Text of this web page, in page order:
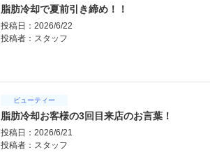
脂肪冷却で夏前引き締め！！
投稿日：2026/6/22
投稿者： スタッフ
ビューティー
脂肪冷却お客様の3回目来店のお言葉！
投稿日：2026/6/21
投稿者： スタッフ